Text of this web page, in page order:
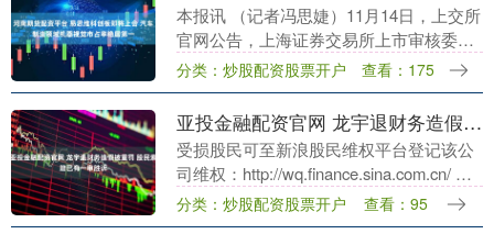
本报讯 （记者冯思婕）11月14日，上交所
官网公告，上海证券交易所上市审核委员
会定于2025年11月21日召开2025年第57次
上市审核委员会审议会议，审议易思....
分类：炒股配资股票开户 查看：175
亚投金融配资官网 龙宇退财务造假被重罚 股民索赔已有一审胜诉
受损股民可至新浪股民维权平台登记该公
司维权：http://wq.finance.sina.com.cn/ 关
注@新浪证券、微信关注新浪券商基金、
百度搜索新浪股民....
分类：炒股配资股票开户 查看：95